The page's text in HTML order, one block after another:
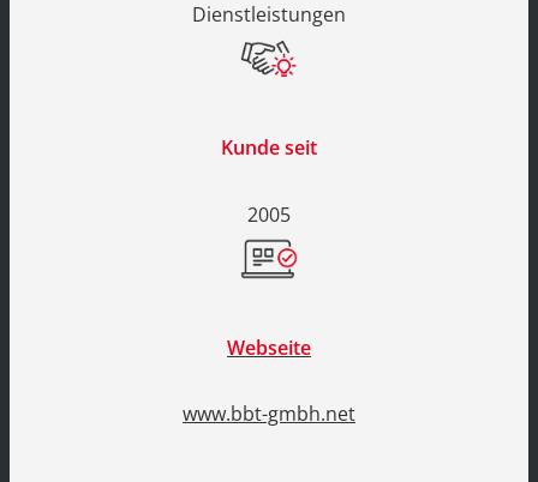
Dienstleistungen
Kunde seit
2005
Webseite
www.bbt-gmbh.net